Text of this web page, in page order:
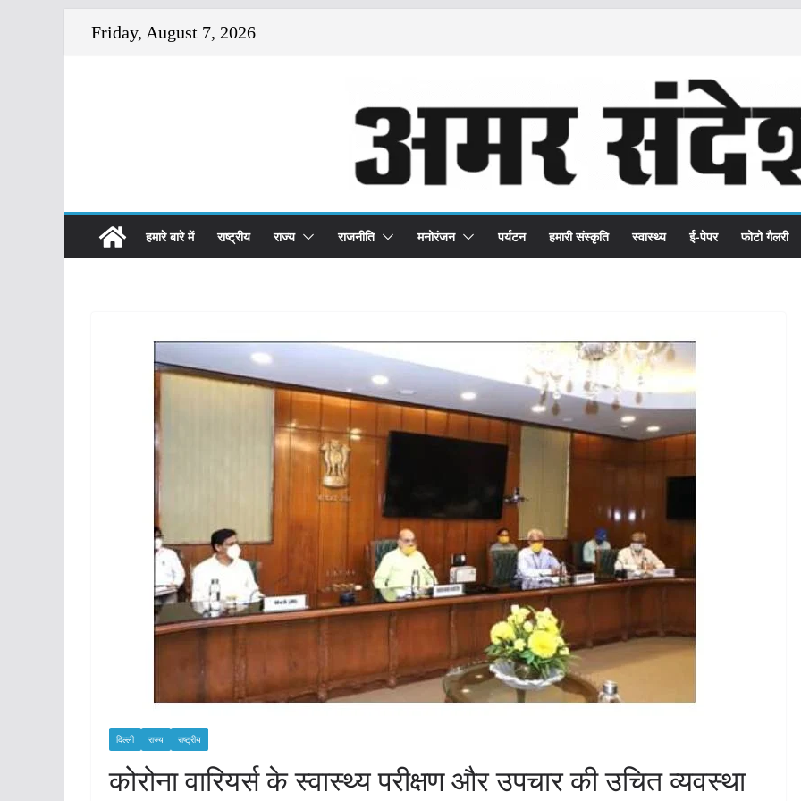
Friday, August 7, 2026
हमारे बारे में राष्ट्रीय राज्य राजनीति मनोरंजन पर्यटन हमारी संस्कृति स्वास्थ्य ई-पेपर फोटो गैलरी
दिल्ली राज्य राष्ट्रीय
कोरोना वारियर्स के स्वास्थ्य परीक्षण और उपचार की उचित व्यवस्था